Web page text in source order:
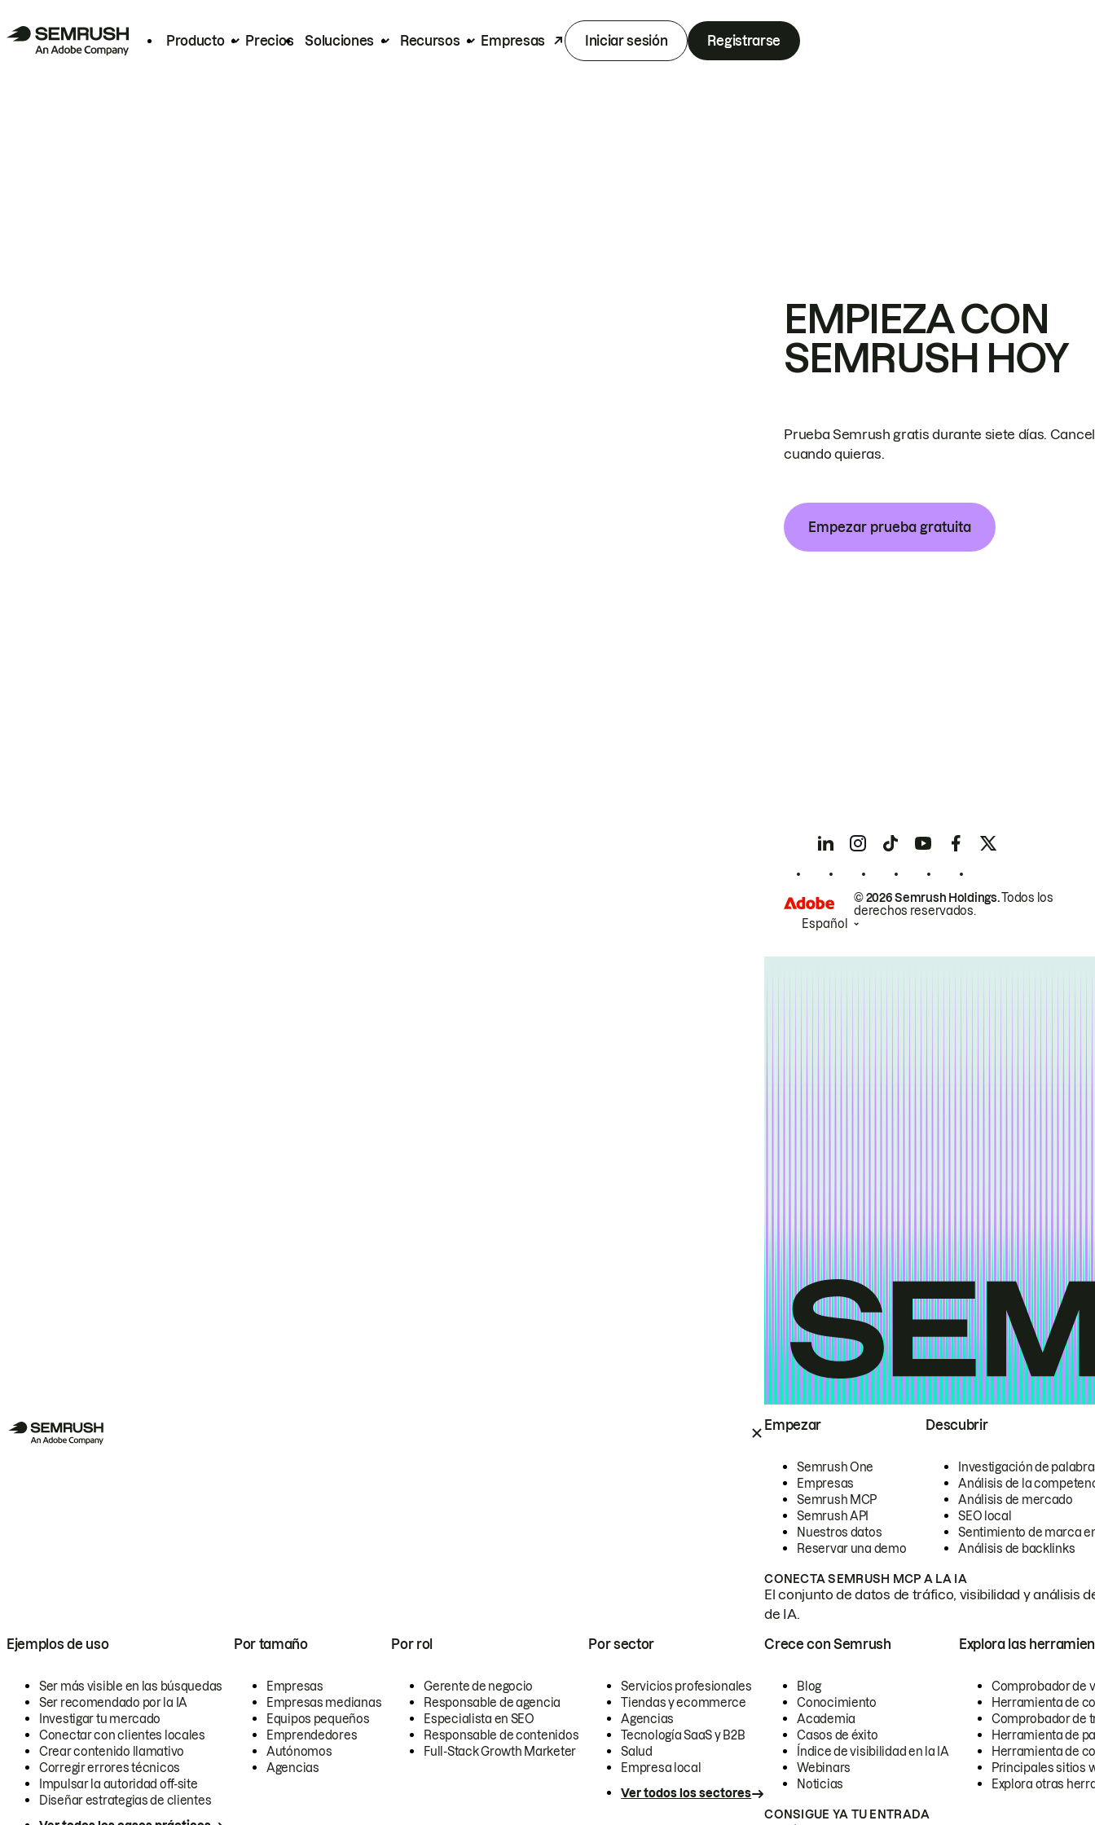
Producto Precios Soluciones Recursos Empresas Iniciar sesión Registrarse
Empezar
Semrush One
Empresas
Semrush MCP
Semrush API
Nuestros datos
Reservar una demo
Descubrir
Investigación de
Análisis de la
Análisis de mercado
SEO local
Sentimiento de marca
Análisis de backlinks
CONECTA SEMRUSH MCP A LA IA
El conjunto de datos de tráfico, visibilidad y análisis
de IA.
Ejemplos de uso
Ser más visible en las búsquedas
Ser recomendado por la IA
Investigar tu mercado
Conectar con clientes locales
Crear contenido llamativo
Corregir errores técnicos
Impulsar la autoridad off-site
Diseñar estrategias de clientes
Por tamaño
Empresas
Empresas medianas
Equipos pequeños
Emprendedores
Autónomos
Agencias
Por rol
Gerente de negocio
Responsable de agencia
Especialista en SEO
Responsable de contenidos
Full-Stack Growth Marketer
Por sector
Servicios profesionales
Tiendas y ecommerce
Agencias
Tecnología SaaS y B2B
Salud
Empresa local
Ver todos los sectores
Crece con Semrush
Blog
Conocimiento
Academia
Casos de éxito
Índice de visibilidad en la IA
Webinars
Noticias
Explora las
Comprobador de
Herramienta de
Comprobador de
Herramienta de
Herramienta de
Principales sitios
Explora otras
CONSIGUE YA TU ENTRADA
EMPIEZA CON
SEMRUSH HOY
Prueba Semrush gratis durante siete días.
cuando quieras.
Empezar prueba gratuita
© 2026 Semrush Holdings.Todos los
derechos reservados.
Español